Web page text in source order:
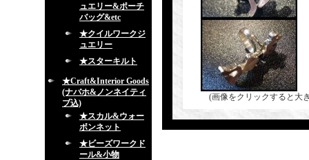
ュエリー&ポーチ
バッグ&etc
★クイルワークジ
ュエリー
★スターキルト
★Craft&Interior Goods
(ナバホ&ノンネイティ
ブ込)
★スカル&ウォー
ボンネット
★ビーズワークド
ール&小物
(画像をクリックすると大